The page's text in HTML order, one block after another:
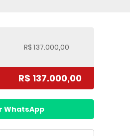
R$ 137.000,00
R$ 137.000,00
WhatsApp